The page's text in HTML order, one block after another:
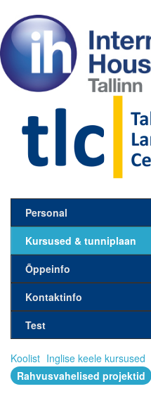
Personal
Kursused & tunniplaan
Õppeinfo
Kontaktinfo
Test
Koolist Inglise keele kursused
Rahvusvahelised projektid